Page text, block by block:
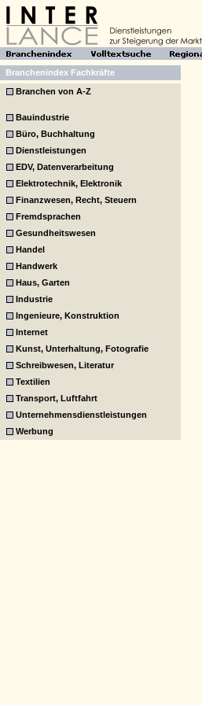
Branchenindex Fachkräfte
Branchen von A-Z
Bauindustrie
Büro, Buchhaltung
Dienstleistungen
EDV, Datenverarbeitung
Elektrotechnik, Elektronik
Finanzwesen, Recht, Steuern
Fremdsprachen
Gesundheitswesen
Handel
Handwerk
Haus, Garten
Industrie
Ingenieure, Konstruktion
Internet
Kunst, Unterhaltung, Fotografie
Schreibwesen, Literatur
Textilien
Transport, Luftfahrt
Unternehmensdienstleistungen
Werbung